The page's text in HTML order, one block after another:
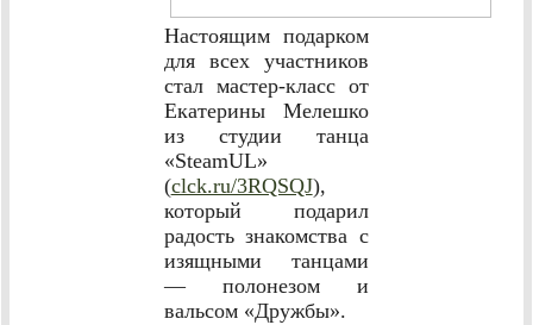
Настоящим подарком
для всех участников
стал мастер-класс от
Екатерины Мелешко
из студии танца
«SteamUL»
(clck.ru/3RQSQJ),
который подарил
радость знакомства с
изящными танцами
— полонезом и
вальсом «Дружбы».